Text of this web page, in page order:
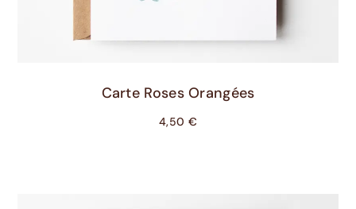
Ajouter Au Panier
Carte Roses Orangées
4,50 €